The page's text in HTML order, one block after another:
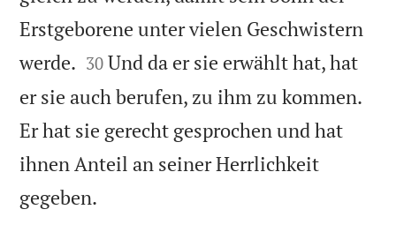
Erstgeborene unter vielen Geschwistern
werde. 

30 Und da er sie erwählt hat, hat
er sie auch berufen, zu ihm zu kommen.
Er hat sie gerecht gesprochen und hat
ihnen Anteil an seiner Herrlichkeit
gegeben.